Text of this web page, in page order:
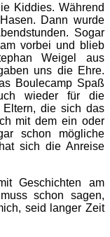
Kiddies. Während
Dann wurde
Sogar
vorbei und blieb
Weigel aus
uns die Ehre.
Boulecamp Spaß
wieder für die
Eltern, die sich das
mit dem ein oder
schon mögliche
sich die Anreise
Geschichten am
schon sagen,
seid langer Zeit